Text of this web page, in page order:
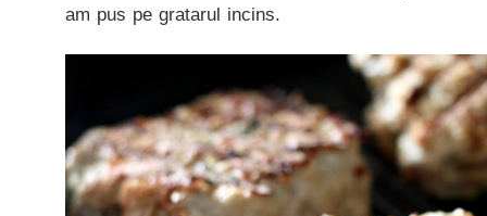
am pus pe gratarul incins.